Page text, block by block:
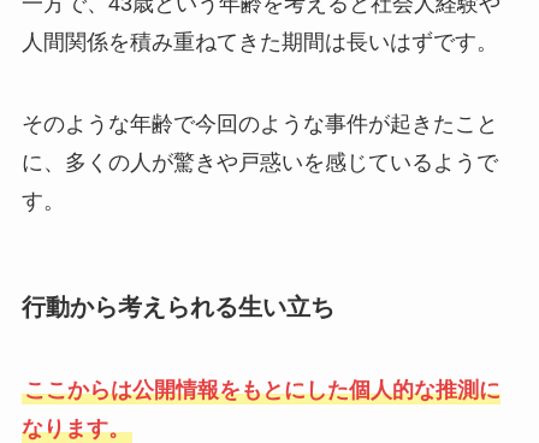
人間関係を積み重ねてきた期間は長いはずです。
そのような年齢で今回のような事件が起きたこと
に、多くの人が驚きや戸惑いを感じているようで
す。
行動から考えられる生い立ち
ここからは公開情報をもとにした個人的な推測に
なります。